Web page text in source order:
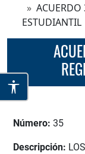
ACUERDO
ESTUDIANTIL
ACUERDO 35 SE MODIFICA EL
Número: 35
Descripción: